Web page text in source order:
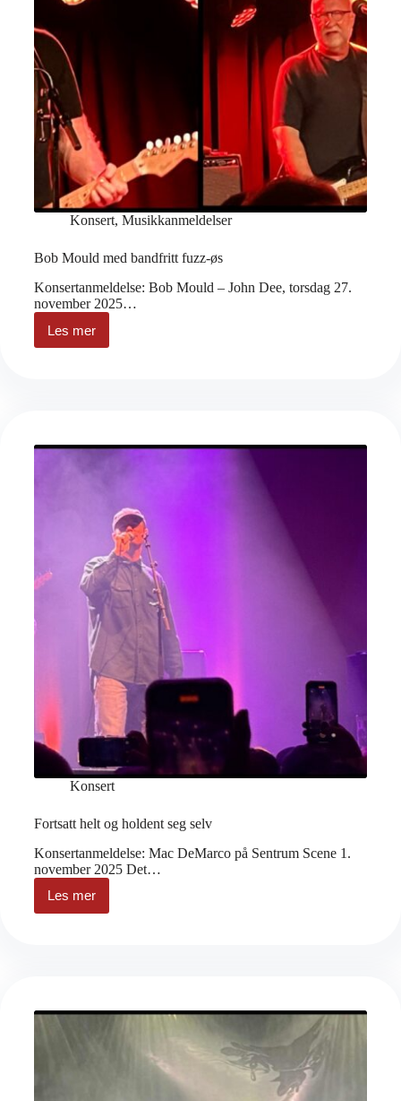
Konsert, Musikkanmeldelser
Bob Mould med bandfritt fuzz-øs
Konsertanmeldelse: Bob Mould – John Dee, torsdag 27.
november 2025…
Les mer
Bob
Mould
Konsert
Fortsatt helt og holdent seg selv
Konsertanmeldelse: Mac DeMarco på Sentrum Scene 1.
november 2025 Det…
Les mer
Fortsatt
helt